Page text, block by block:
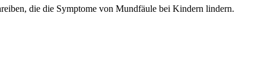
die die Symptome von Mundfäule bei Kindern lindern.